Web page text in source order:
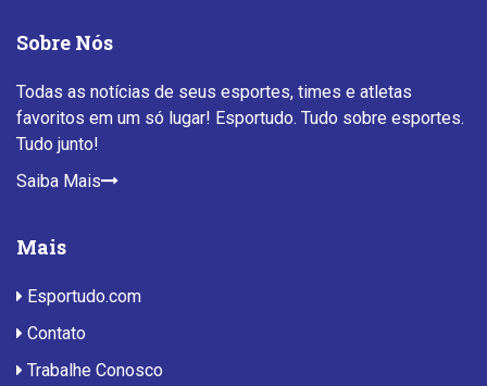
Sobre Nós
Todas as notícias de seus esportes, times e atletas
favoritos em um só lugar! Esportudo. Tudo sobre esportes.
Tudo junto!
Saiba Mais
Mais
Esportudo.com
Contato
Trabalhe Conosco